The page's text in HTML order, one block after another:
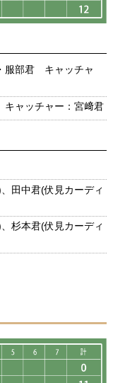
服部君 キャッチャ
ャッチャー：宮﨑君
田中君(伏見カーディ
杉本君(伏見カーディ